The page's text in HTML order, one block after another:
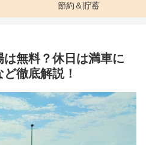
節約＆貯蓄
は無料？休日は満車に
徹底解説！